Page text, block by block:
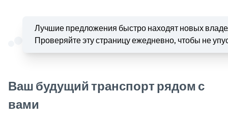
Лучшие предложения быстро находят новых
Проверяйте эту страницу ежедневно, чтобы не
Ваш будущий транспорт рядом с
вами